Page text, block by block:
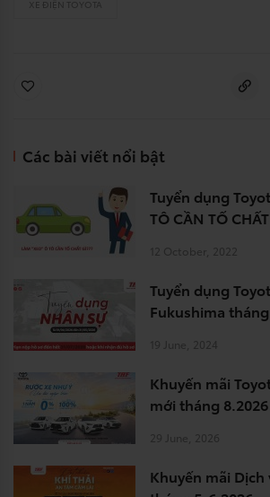
Các bài viết nổi bật
Tuyển dụng
TÔ CẦN TỐ
Tuyển dụng
Fukushima
Khuyến mãi
mới tháng 8.2026
Khuyến mãi